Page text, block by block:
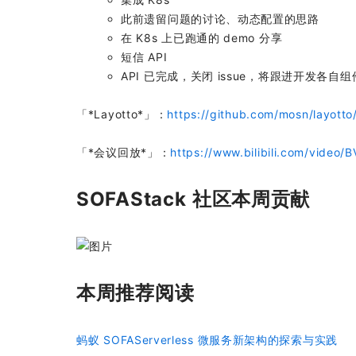
此前遗留问题的讨论、动态配置的思路
在 K8s 上已跑通的 demo 分享
短信 API
API 已完成，关闭 issue，将跟进开发各自组
「*Layotto*」： https://github.com/mosn/
「*会议回放*」： https://www.bilibili.com/video/
SOFAStack 社区本周贡献
本周推荐阅读
蚂蚁 SOFAServerless 微服务新架构的探索与实践